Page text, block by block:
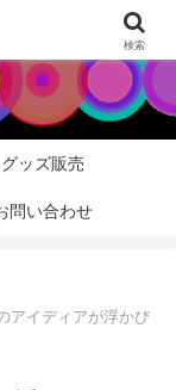
グッズ販売
問い合わせ
アイディアが浮かび
検索